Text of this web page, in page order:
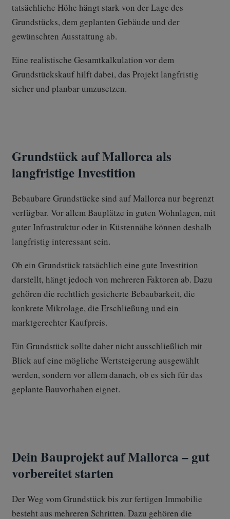
tatsächliche Höhe hängt stark von der Lage des
Grundstücks, dem geplanten Gebäude und der
gewünschten Ausstattung ab.
Eine realistische Gesamtkalkulation vor dem
Grundstückskauf hilft dabei, das Projekt langfristig
sicher und planbar umzusetzen.
Grundstück auf Mallorca als
langfristige Investition
Bebaubare Grundstücke sind auf Mallorca nur begrenzt
verfügbar. Vor allem Bauplätze in guten Wohnlagen, mit
guter Infrastruktur oder in Küstennähe können deshalb
langfristig interessant sein.
Ob ein Grundstück tatsächlich eine gute Investition
darstellt, hängt jedoch von mehreren Faktoren ab. Dazu
gehören die rechtlich gesicherte Bebaubarkeit, die
konkrete Mikrolage, die Erschließung und ein
marktgerechter Kaufpreis.
Ein Grundstück sollte daher nicht ausschließlich mit
Blick auf eine mögliche Wertsteigerung ausgewählt
werden, sondern vor allem danach, ob es sich für das
geplante Bauvorhaben eignet.
Dein Bauprojekt auf Mallorca – gut
vorbereitet starten
Der Weg vom Grundstück bis zur fertigen Immobilie
besteht aus mehreren Schritten. Dazu gehören die